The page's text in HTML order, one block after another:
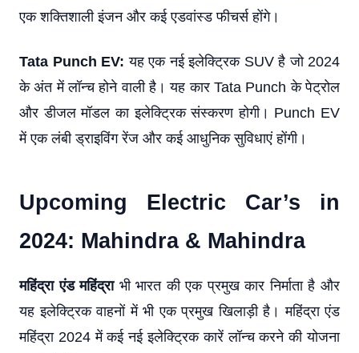
एक शक्तिशाली इंजन और कई एडवांस्ड फीचर्स होंगे।
Tata Punch EV: यह एक नई इलेक्ट्रिक SUV है जो 2024
के अंत में लॉन्च होने वाली है। यह कार Tata Punch के पेट्रोल
और डीजल मॉडल का इलेक्ट्रिक संस्करण होगी। Punch EV
में एक लंबी ड्राइविंग रेंज और कई आधुनिक सुविधाएं होंगी।
Upcoming Electric Car’s in
2024: Mahindra & Mahindra
महिंद्रा एंड महिंद्राभी भारत की एक प्रमुख कार निर्माता है और
यह इलेक्ट्रिक वाहनों में भी एक प्रमुख खिलाड़ी है। महिंद्रा एंड
महिंद्रा 2024 में कई नई इलेक्ट्रिक कारें लॉन्च करने की योजना